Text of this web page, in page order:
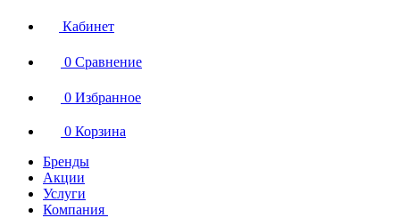
Кабинет
0 Сравнение
0 Избранное
0 Корзина
Бренды
Акции
Услуги
Компания